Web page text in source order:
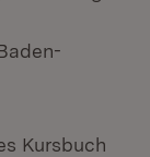
Kursbuch